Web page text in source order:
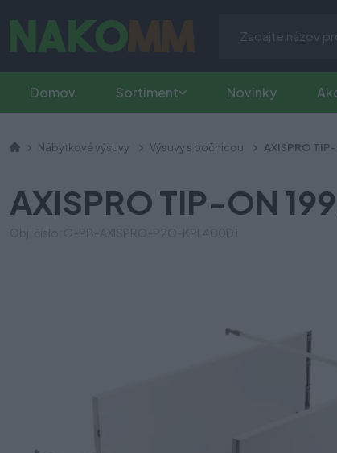
Domov Sortiment Novinky
Nábytkové výsuvy Výsuvy s bočnicou AXISPRO
AXISPRO TIP-ON